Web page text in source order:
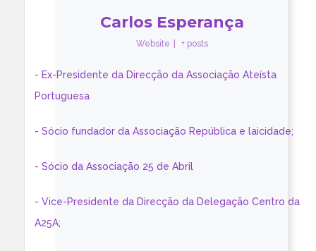
Carlos Esperança
Website + posts
- Ex-Presidente da Direcção da Associação Ateísta
Portuguesa
- Sócio fundador da Associação República e laicidade;
- Sócio da Associação 25 de Abril
- Vice-Presidente da Direcção da Delegação Centro da
A25A;